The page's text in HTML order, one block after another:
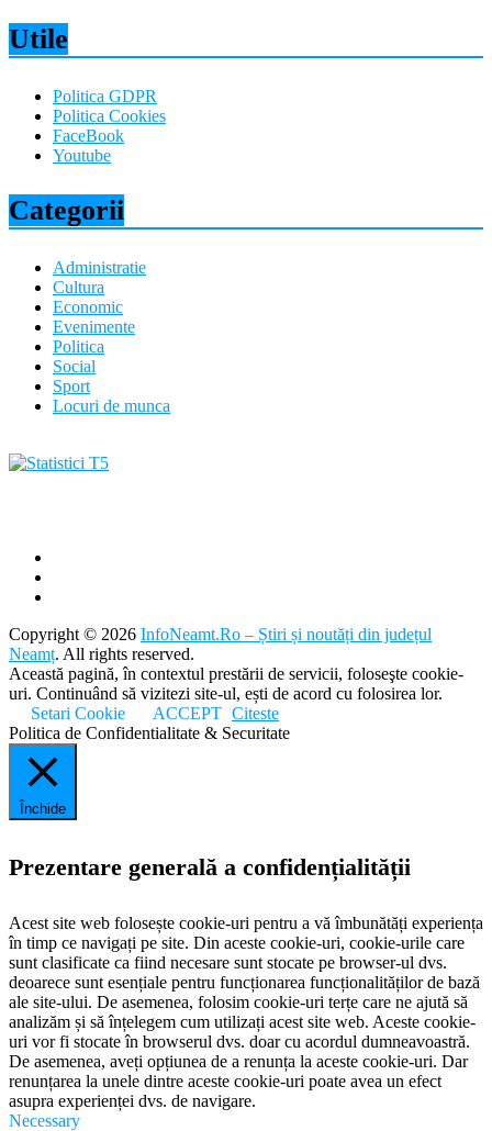
Utile
Politica GDPR
Politica Cookies
FaceBook
Youtube
Categorii
Administratie
Cultura
Economic
Evenimente
Politica
Social
Sport
Locuri de munca
Copyright © 2026 InfoNeamt.Ro – Știri și noutăți din județul
Neamț. All rights reserved.
Această pagină, în contextul prestării de servicii, foloseşte cookie-
uri. Continuând să vizitezi site-ul, ești de acord cu folosirea lor.
Setari Cookie
ACCEPT Citeste
Politica de Confidentialitate & Securitate
Închide
Prezentare generală a confidențialității
Acest site web folosește cookie-uri pentru a vă îmbunătăți experiența
în timp ce navigați pe site. Din aceste cookie-uri, cookie-urile care
sunt clasificate ca fiind necesare sunt stocate pe browser-ul dvs.
deoarece sunt esențiale pentru funcționarea funcționalităților de bază
ale site-ului. De asemenea, folosim cookie-uri terțe care ne ajută să
analizăm și să înțelegem cum utilizați acest site web. Aceste cookie-
uri vor fi stocate în browserul dvs. doar cu acordul dumneavoastră.
De asemenea, aveți opțiunea de a renunța la aceste cookie-uri. Dar
renunțarea la unele dintre aceste cookie-uri poate avea un efect
asupra experienței dvs. de navigare.
Necessary